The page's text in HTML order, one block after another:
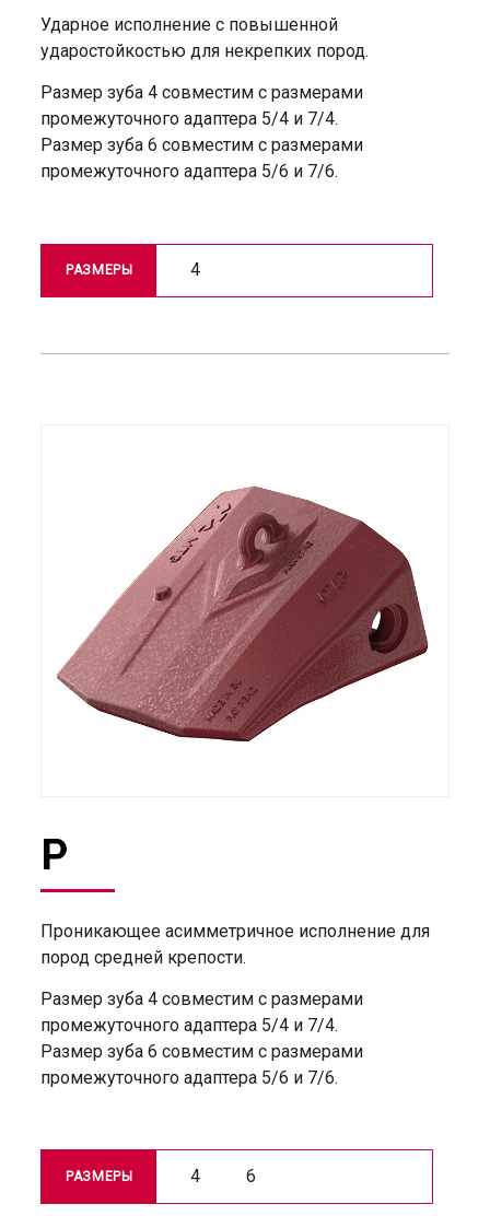
Ударное исполнение с повышенной
ударостойкостью для некрепких пород.
Размер зуба 4 совместим с размерами
промежуточного адаптера 5/4 и 7/4.
Размер зуба 6 совместим с размерами
промежуточного адаптера 5/6 и 7/6.
РАЗМЕРЫ 4
P
Проникающее асимметричное исполнение для
пород средней крепости.
Размер зуба 4 совместим с размерами
промежуточного адаптера 5/4 и 7/4.
Размер зуба 6 совместим с размерами
промежуточного адаптера 5/6 и 7/6.
РАЗМЕРЫ 4 6